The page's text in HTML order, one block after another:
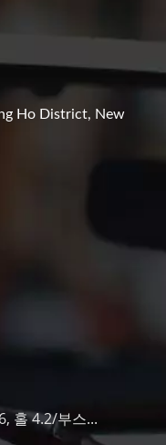
Ho District, New
홀 4.2/부스...